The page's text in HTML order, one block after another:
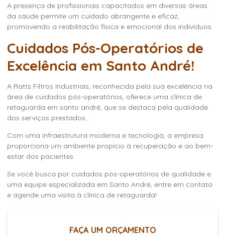
A presença de profissionais capacitados em diversas áreas
da saúde permite um cuidado abrangente e eficaz,
promovendo a reabilitação física e emocional dos indivíduos.
Cuidados Pós-Operatórios de
Excelência em Santo André!
A Ratts Filtros Industriais, reconhecida pela sua excelência na
área de cuidados pós-operatórios, oferece uma clínica de
retaguarda em santo andré, que se destaca pela qualidade
dos serviços prestados.
Com uma infraestrutura moderna e tecnologia, a empresa
proporciona um ambiente propício à recuperação e ao bem-
estar dos pacientes.
Se você busca por cuidados pós-operatórios de qualidade e
uma equipe especializada em Santo André, entre em contato
e agende uma visita à clínica de retaguarda!
FAÇA UM ORÇAMENTO